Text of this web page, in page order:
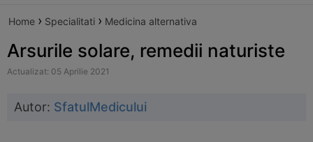
Home › Specialitati › Medicina alternativa
Arsurile solare, remedii naturiste
Actualizat: 05 Aprilie 2021
Autor: SfatulMedicului